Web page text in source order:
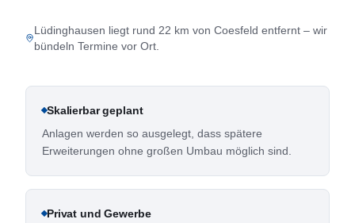
Lüdinghausen liegt rund 22 km von Coesfeld entfernt – wir
bündeln Termine vor Ort.
Skalierbar geplant
Anlagen werden so ausgelegt, dass spätere
Erweiterungen ohne großen Umbau möglich sind.
Privat und Gewerbe